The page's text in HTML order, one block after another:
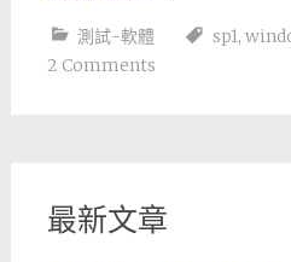
測試-軟體 sp1,
2 Comments
最新文章